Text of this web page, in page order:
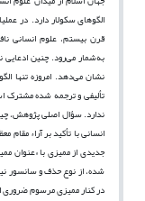
الگوهای سکولار دارد. در
قرن بیستم، علوم انسانی
به‌شمار می‌رود. چنین ادعایی
نشان می‌دهد. امروزه تنها
تألیفی و ترجمه شده مشترک
ندارد. سؤال اصلی پژوهش،
انسانی با تأکید بر آراء
جدیدی از ممیزی با «عنوان
شده، از نوع حذف و سانسور
در کنار ممیزی مرسوم